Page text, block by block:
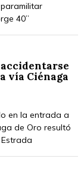
40”
vía Ciénaga
en la entrada a
de Oro resultó